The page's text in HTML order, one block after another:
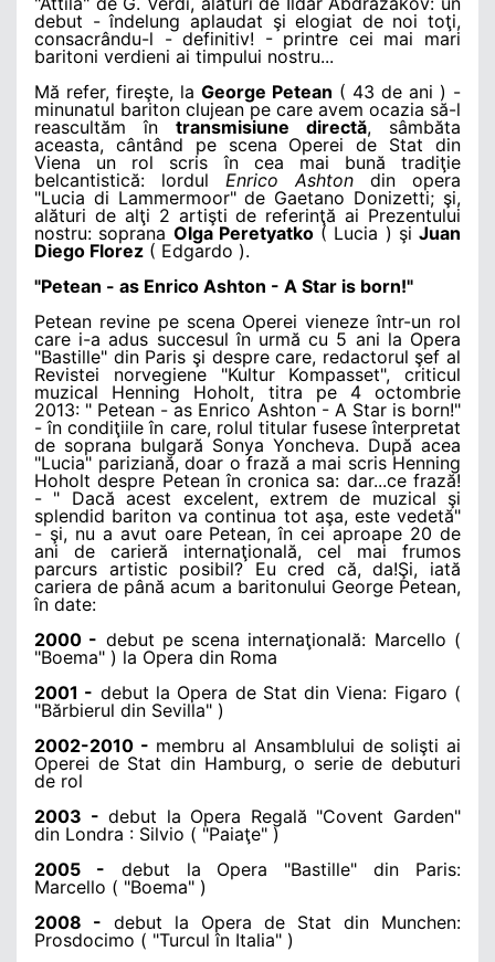
debut - îndelung aplaudat şi elogiat de noi toţi,
consacrându-l - definitiv! - printre cei mai mari
baritoni verdieni ai timpului nostru...
Mă refer, fireşte, la George Petean ( 43 de ani ) -
minunatul bariton clujean pe care avem ocazia să-l
reascultăm în transmisiune directă, sâmbăta
aceasta, cântând pe scena Operei de Stat din
Viena un rol scris în cea mai bună tradiţie
belcantistică: lordul Enrico Ashton din opera
"Lucia di Lammermoor" de Gaetano Donizetti; şi,
alături de alţi 2 artişti de referinţă ai Prezentului
nostru: soprana Olga Peretyatko( Lucia ) şi Juan
Diego Florez ( Edgardo ).
"Petean - as Enrico Ashton - A Star is born!"
Petean revine pe scena Operei vieneze într-un rol
care i-a adus succesul în urmă cu 5 ani la Opera
"Bastille" din Paris şi despre care, redactorul şef al
Revistei norvegiene "Kultur Kompasset", criticul
muzical Henning Hoholt, titra pe 4 octombrie
2013: " Petean - as Enrico Ashton - A Star is born!"
- în condiţiile în care, rolul titular fusese înterpretat
de soprana bulgară Sonya Yoncheva. După acea
"Lucia" pariziană, doar o frază a mai scris Henning
Hoholt despre Petean în cronica sa: dar...ce frază!
- " Dacă acest excelent, extrem de muzical şi
splendid bariton va continua tot aşa, este vedetă"
- şi, nu a avut oare Petean, în cei aproape 20 de
ani de carieră internaţională, cel mai frumos
parcurs artistic posibil? Eu cred că, da!Şi, iată
cariera de până acum a baritonului George Petean,
în date:
2000 - debut pe scena internaţională: Marcello (
"Boema" ) la Opera din Roma
2001 - debut la Opera de Stat din Viena: Figaro (
"Bărbierul din Sevilla" )
2002-2010 - membru al Ansamblului de solişti ai
Operei de Stat din Hamburg, o serie de debuturi
de rol
2003 - debut la Opera Regală "Covent Garden"
din Londra : Silvio ( "Paiaţe" )
2005 -
debut la Opera "Bastille" din Paris:
Marcello ( "Boema" )
2008 - debut la Opera de Stat din Munchen:
Prosdocimo ( "Turcul în Italia" )